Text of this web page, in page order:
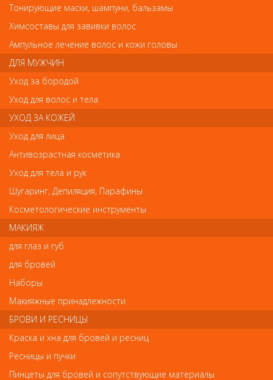
волнистой щетиной
135руб.-
Отзывы
Ваш отзыв станет первым
Напишите свой отзыв
Комментарий
Имя
Тонирующие маски, шампуни, бальзамы
Химсоставы для завивки волос
Ампульное лечение волос и кожи головы
ДЛЯ МУЖЧИН
Уход за бородой
Уход для волос и тела
УХОД ЗА КОЖЕЙ
Уход для лица
Антивозрастная косметика
Уход для тела и рук
Шугаринг, Депиляция, Парафины
Косметологические инструменты
МАКИЯЖ
для глаз и губ
для бровей
Наборы
Макияжные принадлежности
БРОВИ И РЕСНИЦЫ
Краска и хна для бровей и ресниц
Ресницы и пучки
Пинцеты для бровей и сопутствующие материалы